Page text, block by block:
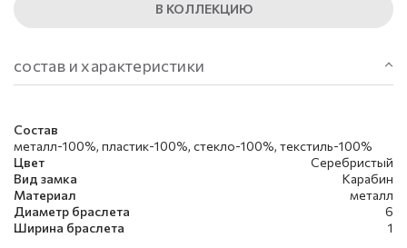
В КОЛЛЕКЦИЮ
состав и характеристики
Состав
металл-100%, пластик-100%, стекло-100%, текстиль-100%
Цвет
Серебристый
Вид замка
Карабин
Материал
металл
Диаметр браслета
6
Ширина браслета
1